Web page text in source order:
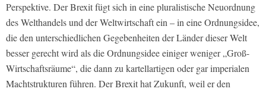
Perspektive. Der Brexit fügt sich in eine pluralistische Neuordnung
des Welthandels und der Weltwirtschaft ein – in eine Ordnungsidee,
die den unterschiedlichen Gegebenheiten der Länder dieser Welt
besser gerecht wird als die Ordnungsidee einiger weniger „Groß-
Wirtschaftsräume“, die dann zu kartellartigen oder gar imperialen
Machtstrukturen führen. Der Brexit hat Zukunft, weil er den